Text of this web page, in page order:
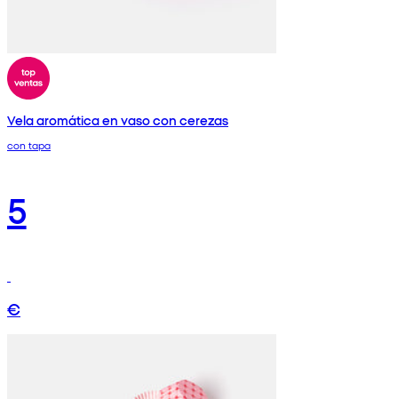
Vela aromática en vaso con cerezas
con tapa
5
€